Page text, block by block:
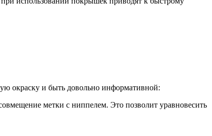
окраску и быть довольно информативной:
метки с ниппелем. Это позволит уравновесить